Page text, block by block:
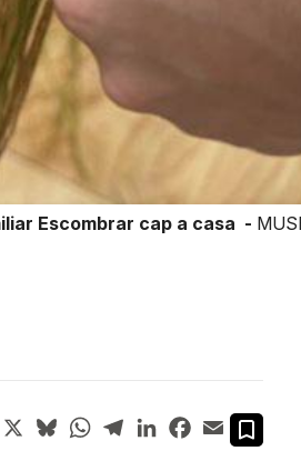
Escombrar cap a casa -
X BlueskyWhatsApp
TelegramLinkedInFacebook
Email